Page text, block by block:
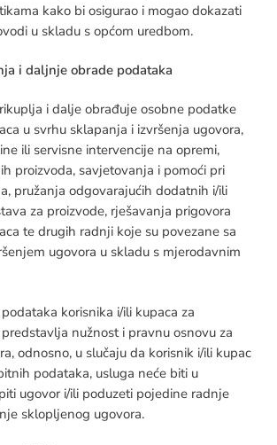
kako bi osigurao i mogao dokazati
u skladu s općom uredbom.
i daljnje obrade podataka
i dalje obrađuje osobne podatke
u svrhu sklapanja i izvršenja ugovora,
ili servisne intervencije na opremi,
proizvoda, savjetovanja i pomoći pri
pružanja odgovarajućih dodatnih i/ili
za proizvode, rješavanja prigovora
te drugih radnji koje su povezane sa
ugovora u skladu s mjerodavnim
korisnika i/ili kupaca za
nužnost i pravnu osnovu za
odnosno, u slučaju da korisnik i/ili kupac
podataka, usluga neće biti u
ugovor i/ili poduzeti pojedine radnje
sklopljenog ugovora.